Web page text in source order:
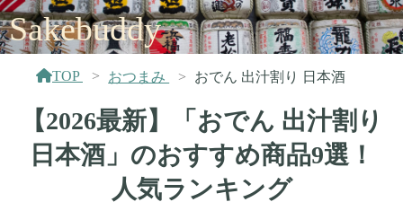
Sakebuddy
TOP おつまみ おでん 出汁割り 日本酒
【2026最新】「おでん 出汁割り
日本酒」のおすすめ商品9選！
人気ランキング